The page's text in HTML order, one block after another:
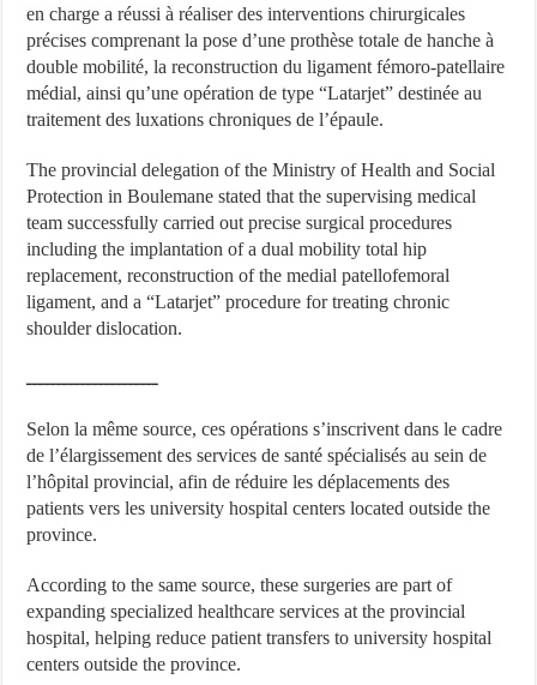
en charge a réussi à réaliser des interventions chirurgicales
précises comprenant la pose d’une prothèse totale de hanche à
double mobilité, la reconstruction du ligament fémoro-patellaire
médial, ainsi qu’une opération de type “Latarjet” destinée au
traitement des luxations chroniques de l’épaule.
The provincial delegation of the Ministry of Health and Social
Protection in Boulemane stated that the supervising medical
team successfully carried out precise surgical procedures
including the implantation of a dual mobility total hip
replacement, reconstruction of the medial patellofemoral
ligament, and a “Latarjet” procedure for treating chronic
shoulder dislocation.
ــــــــــــــــــــــ
Selon la même source, ces opérations s’inscrivent dans le cadre
de l’élargissement des services de santé spécialisés au sein de
l’hôpital provincial, afin de réduire les déplacements des
patients vers les university hospital centers located outside the
province.
According to the same source, these surgeries are part of
expanding specialized healthcare services at the provincial
hospital, helping reduce patient transfers to university hospital
centers outside the province.